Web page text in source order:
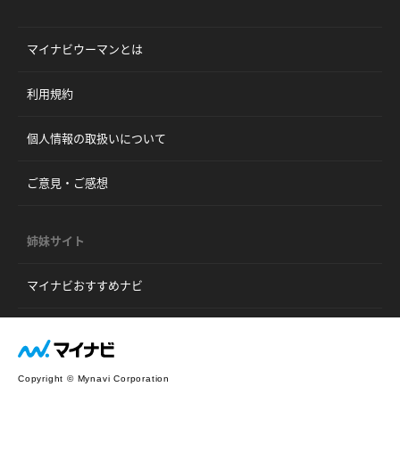
マイナビウーマンとは
利用規約
個人情報の取扱いについて
ご意見・ご感想
姉妹サイト
マイナビおすすめナビ
Copyright © Mynavi Corporation